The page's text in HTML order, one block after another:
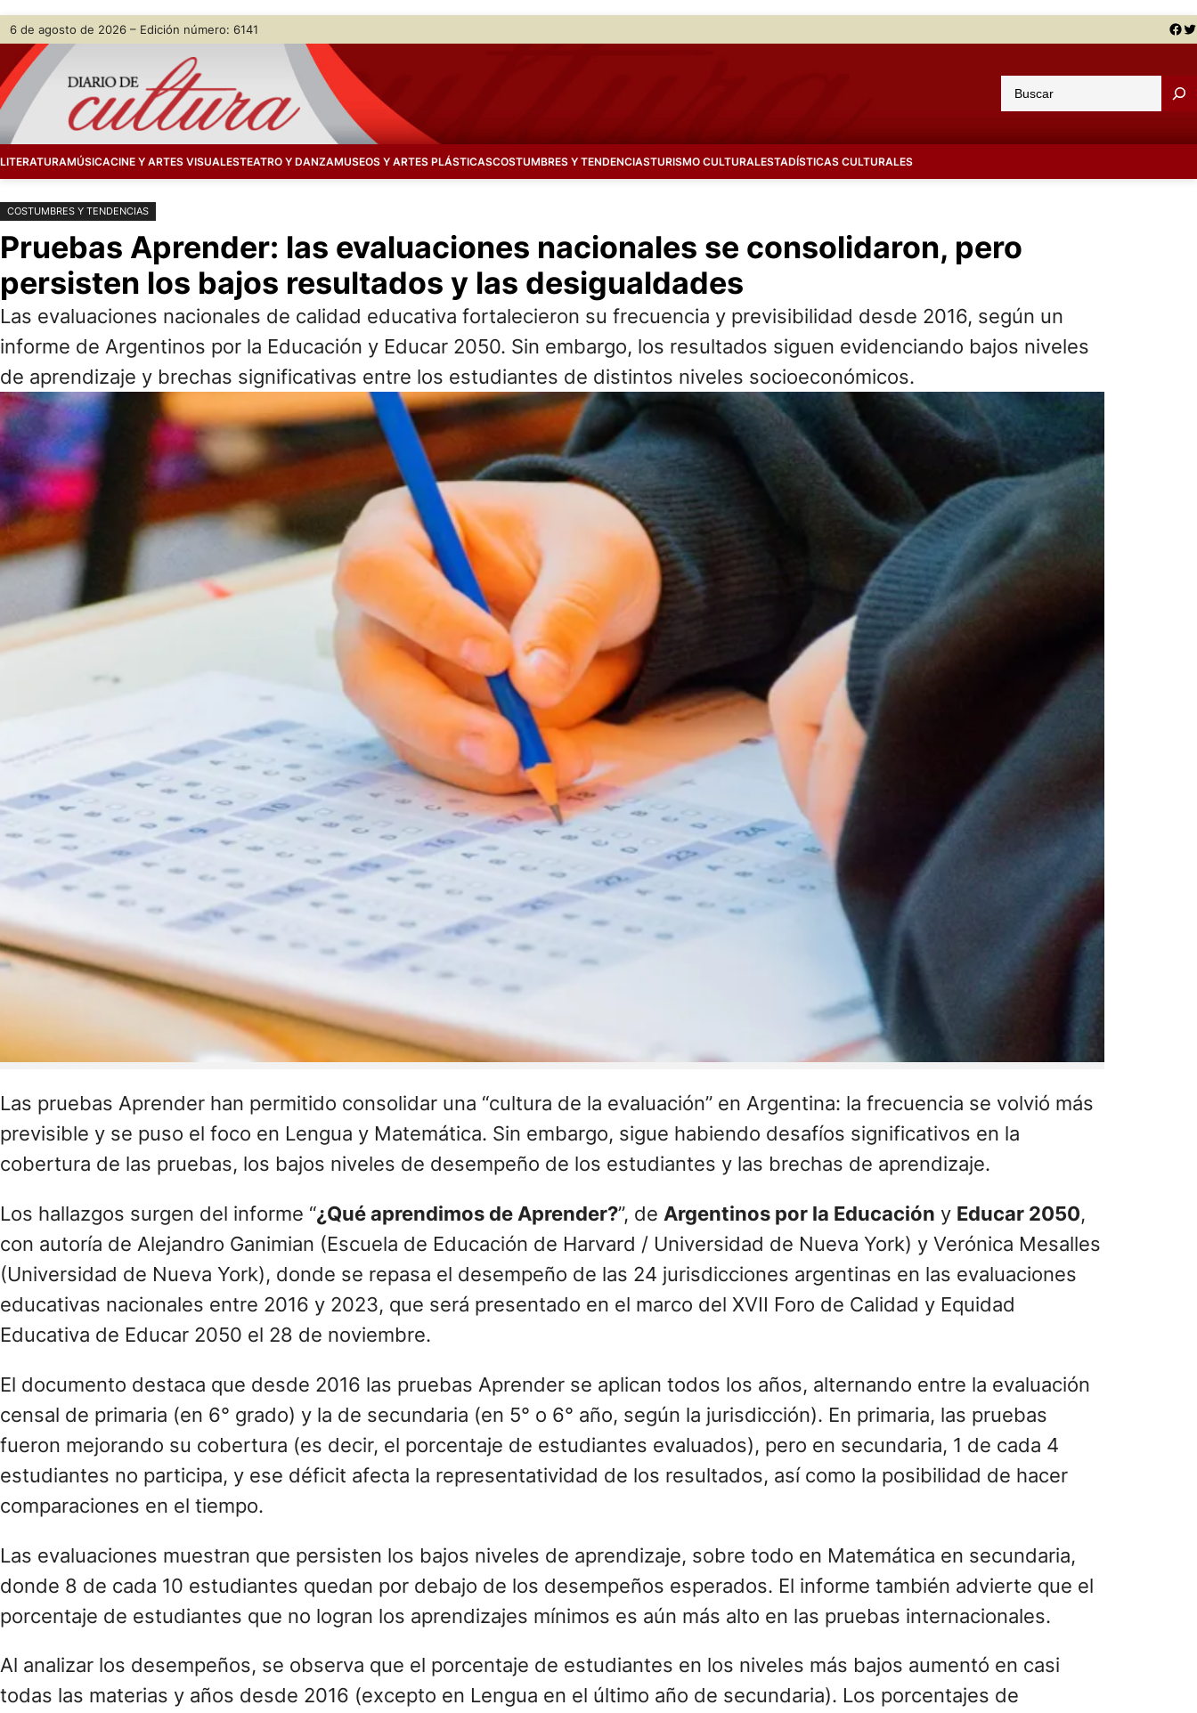
Saltar
contenido
Skip
content
6 de agosto de 2026 – Edición número: 6141 Facebook Twitter
u
a
LITERATURAMÚSICACINE Y ARTES VISUALESTEATRO Y DANZAMUSEOS Y ARTES PLÁSTICASCOSTUMBRES Y TENDENCIASTURISMO CULTURALESTADÍSTICAS CULTURALES
COSTUMBRES Y TENDENCIAS
Pruebas Aprender: las evaluaciones nacionales se consolidaron, pero
persisten los bajos resultados y las desigualdades
Las evaluaciones nacionales de calidad educativa fortalecieron su frecuencia y previsibilidad desde 2016, según un
informe de Argentinos por la Educación y Educar 2050. Sin embargo, los resultados siguen evidenciando bajos niveles
de aprendizaje y brechas significativas entre los estudiantes de distintos niveles socioeconómicos.
Las pruebas Aprender han permitido consolidar una “cultura de la evaluación” en Argentina: la frecuencia se volvió más
previsible y se puso el foco en Lengua y Matemática. Sin embargo, sigue habiendo desafíos significativos en la
cobertura de las pruebas, los bajos niveles de desempeño de los estudiantes y las brechas de aprendizaje.
Los hallazgos surgen del informe “¿Qué aprendimos de Aprender?”, de Argentinos por la Educación y Educar 2050,
con autoría de Alejandro Ganimian (Escuela de Educación de Harvard / Universidad de Nueva York) y Verónica Mesalles
(Universidad de Nueva York), donde se repasa el desempeño de las 24 jurisdicciones argentinas en las evaluaciones
educativas nacionales entre 2016 y 2023, que será presentado en el marco del XVII Foro de Calidad y Equidad
Educativa de Educar 2050 el 28 de noviembre.
El documento destaca que desde 2016 las pruebas Aprender se aplican todos los años, alternando entre la evaluación
censal de primaria (en 6° grado) y la de secundaria (en 5° o 6° año, según la jurisdicción). En primaria, las pruebas
fueron mejorando su cobertura (es decir, el porcentaje de estudiantes evaluados), pero en secundaria, 1 de cada 4
estudiantes no participa, y ese déficit afecta la representatividad de los resultados, así como la posibilidad de hacer
comparaciones en el tiempo.
Las evaluaciones muestran que persisten los bajos niveles de aprendizaje, sobre todo en Matemática en secundaria,
donde 8 de cada 10 estudiantes quedan por debajo de los desempeños esperados. El informe también advierte que el
porcentaje de estudiantes que no logran los aprendizajes mínimos es aún más alto en las pruebas internacionales.
Al analizar los desempeños, se observa que el porcentaje de estudiantes en los niveles más bajos aumentó en casi
todas las materias y años desde 2016 (excepto en Lengua en el último año de secundaria). Los porcentajes de